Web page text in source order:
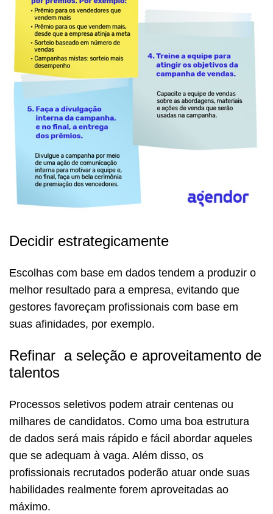
Decidir estrategicamente
Escolhas com base em dados tendem a produzir o
melhor resultado para a empresa, evitando que
gestores favoreçam profissionais com base em
suas afinidades, por exemplo.
Refinar a seleção e aproveitamento de
talentos
Processos seletivos podem atrair centenas ou
milhares de candidatos. Como uma boa estrutura
de dados será mais rápido e fácil abordar aqueles
que se adequam à vaga. Além disso, os
profissionais recrutados poderão atuar onde suas
habilidades realmente forem aproveitadas ao
máximo.